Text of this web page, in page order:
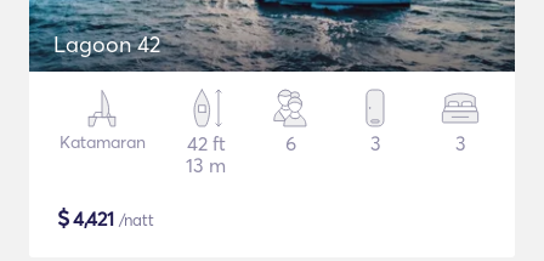
Lagoon 42
Katamaran
42 ft
13 m
6 3 3
$4,421 /natt